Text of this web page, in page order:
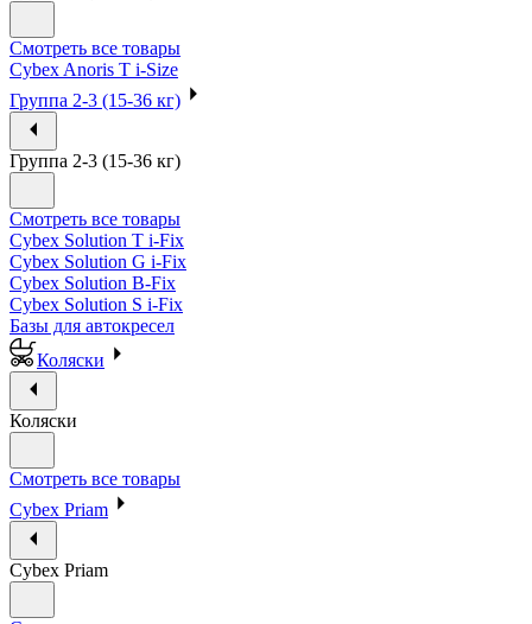
Смотреть все товары
Cybex Anoris T i-Size
Группа 2-3 (15-36 кг)
Группа 2-3 (15-36 кг)
Смотреть все товары
Cybex Solution T i-Fix
Cybex Solution G i-Fix
Cybex Solution B-Fix
Cybex Solution S i-Fix
Базы для автокресел
Коляски
Коляски
Смотреть все товары
Cybex Priam
Cybex Priam